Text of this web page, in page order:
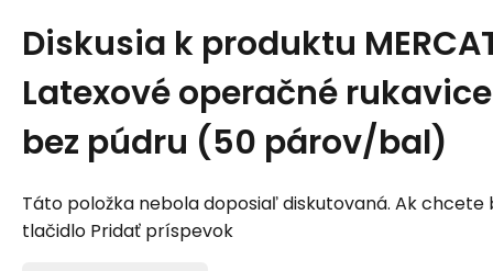
Diskusia k produktu
Latexové operačné rukavice
bez púdru (50 párov/bal)
Táto položka nebola doposiaľ diskutovaná. Ak chcete
tlačidlo Pridať príspevok